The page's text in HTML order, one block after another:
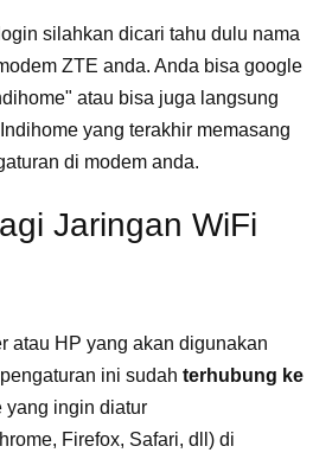
silahkan dicari tahu dulu nama
ZTE anda. Anda bisa google
atau bisa juga langsung
yang terakhir memasang
di modem anda.
Jaringan WiFi
atau HP yang akan digunakan
ini sudah terhubung ke
yang ingin diatur
Firefox, Safari, dll) di